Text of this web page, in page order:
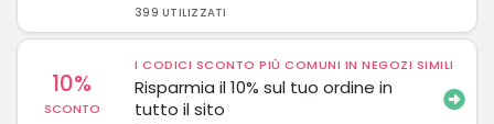
399 UTILIZZATI
10%
SCONTO
I CODICI SCONTO PIÙ COMUNI IN NEGOZI SIMILI
Risparmia il 10% sul tuo ordine in
tutto il sito